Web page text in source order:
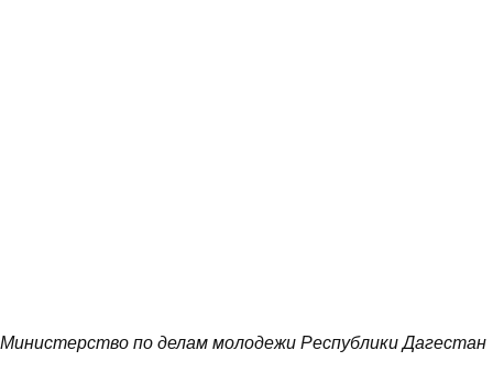
Министерство по делам молодежи Республики Дагестан